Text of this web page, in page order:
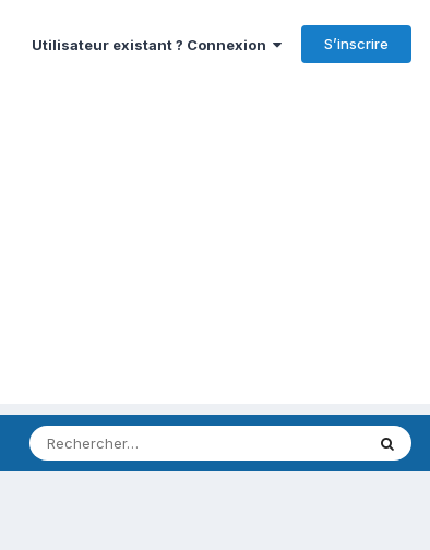
Utilisateur existant ? Connexion S’inscrire